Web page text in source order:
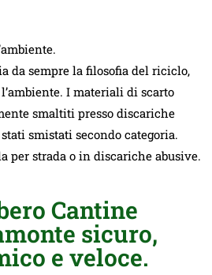
da sempre la filosofia del riciclo,
I materiali di scarto
smaltiti presso discariche
smistati secondo categoria.
per strada o in discariche abusive.
Cantine
sicuro,
e veloce.